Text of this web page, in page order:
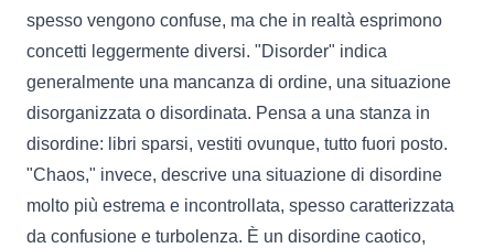
spesso vengono confuse, ma che in realtà esprimono
concetti leggermente diversi. "Disorder" indica
generalmente una mancanza di ordine, una situazione
disorganizzata o disordinata. Pensa a una stanza in
disordine: libri sparsi, vestiti ovunque, tutto fuori posto.
"Chaos," invece, descrive una situazione di disordine
molto più estrema e incontrollata, spesso caratterizzata
da confusione e turbolenza. È un disordine caotico,